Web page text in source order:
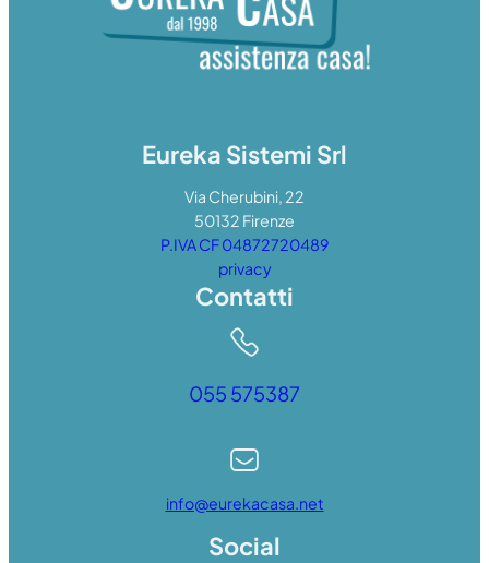
Eureka Sistemi Srl
Via Cherubini, 22
50132 Firenze
P.IVA CF 04872720489
privacy
Contatti
055 575387
info@eurekacasa.net
Social